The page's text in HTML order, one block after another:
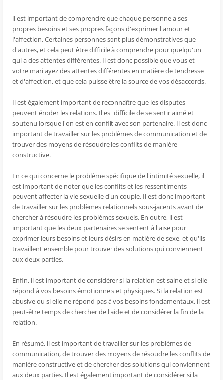
il est important de comprendre que chaque personne a ses
propres besoins et ses propres façons d'exprimer l'amour et
l'affection. Certaines personnes sont plus démonstratives que
d'autres, et cela peut être difficile à comprendre pour quelqu'un
qui a des attentes différentes. Il est donc possible que vous et
votre mari ayez des attentes différentes en matière de tendresse
et d'affection, et que cela puisse être la source de vos désaccords.
Il est également important de reconnaître que les disputes
peuvent éroder les relations. Il est difficile de se sentir aimé et
soutenu lorsque l'on est en conflit avec son partenaire. Il est donc
important de travailler sur les problèmes de communication et de
trouver des moyens de résoudre les conflits de manière
constructive.
En ce qui concerne le problème spécifique de l'intimité sexuelle, il
est important de noter que les conflits et les ressentiments
peuvent affecter la vie sexuelle d'un couple. Il est donc important
de travailler sur les problèmes relationnels sous-jacents avant de
chercher à résoudre les problèmes sexuels. En outre, il est
important que les deux partenaires se sentent à l'aise pour
exprimer leurs besoins et leurs désirs en matière de sexe, et qu'ils
travaillent ensemble pour trouver des solutions qui conviennent
aux deux parties.
Enfin, il est important de considérer si la relation est saine et si elle
répond à vos besoins émotionnels et physiques. Si la relation est
abusive ou si elle ne répond pas à vos besoins fondamentaux, il est
peut-être temps de chercher de l'aide et de considérer la fin de la
relation.
En résumé, il est important de travailler sur les problèmes de
communication, de trouver des moyens de résoudre les conflits de
manière constructive et de chercher des solutions qui conviennent
aux deux parties. Il est également important de considérer si la